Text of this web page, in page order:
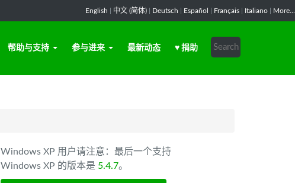
English 中文 (简体) Deutsch Español Français Italiano More...
帮助与支持 参与进来 最新动态 ♥ 捐助
Windows XP 用户请注意：最后一个支持
Windows XP 的版本是 5.4.7。